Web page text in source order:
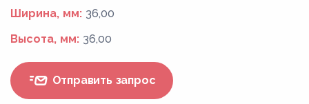
Ширина, мм: 36,00
Высота, мм: 36,00
Отправить запрос